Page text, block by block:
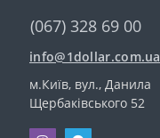
(067) 328 69 00
info@1dollar.com.ua
м.Київ, вул., Данила
Щербаківського 52